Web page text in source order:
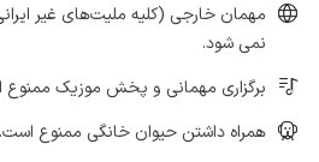
مهمان خارجی (کلیه ملیت‌های غیر
نمی شود.
برگزاری مهمانی و پخش موزیک
همراه داشتن حیوان خانگی ممنوع است.